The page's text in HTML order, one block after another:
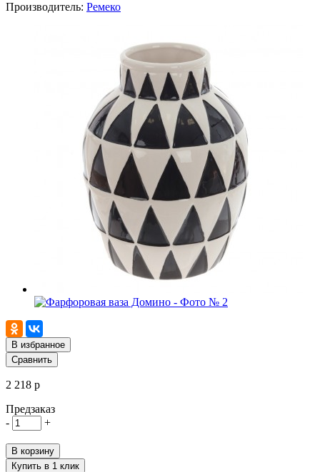
Производитель: Ремеко
В избранное
Сравнить
2 218 р
Предзаказ
-
+
В корзину
Купить в 1 клик